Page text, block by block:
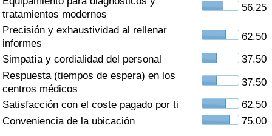
tratamientos modernos
56.25
Precisión y exhaustividad al rellenar
informes
62.50
Simpatía y cordialidad del personal
37.50
Respuesta (tiempos de espera) en los
centros médicos
37.50
Satisfacción con el coste pagado por ti
62.50
Conveniencia de la ubicación
75.00
Índice de criminalidad por país
Sanidad
Índice de Sanidad (Actual)
Índice de Sanidad